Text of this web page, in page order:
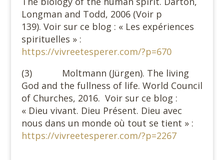
Longman and Todd, 2006 (Voir p
139). Voir sur ce blog : « Les expériences
spirituelles » :
https://vivreetesperer.com/?p=670
(3) Moltmann (Jürgen). The living
God and the fullness of life. World Council
of Churches, 2016. Voir sur ce blog :
« Dieu vivant. Dieu Présent. Dieu avec
nous dans un monde où tout se tient » :
https://vivreetesperer.com/?p=2267